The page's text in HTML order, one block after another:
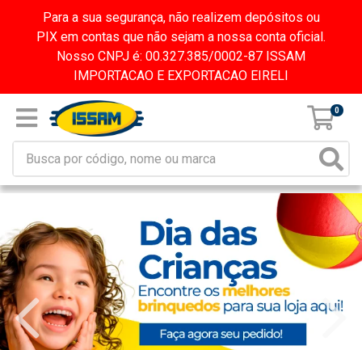
Para a sua segurança, não realizem depósitos ou
PIX em contas que não sejam a nossa conta oficial.
Nosso CNPJ é: 00.327.385/0002-87 ISSAM
IMPORTACAO E EXPORTACAO EIRELI
0